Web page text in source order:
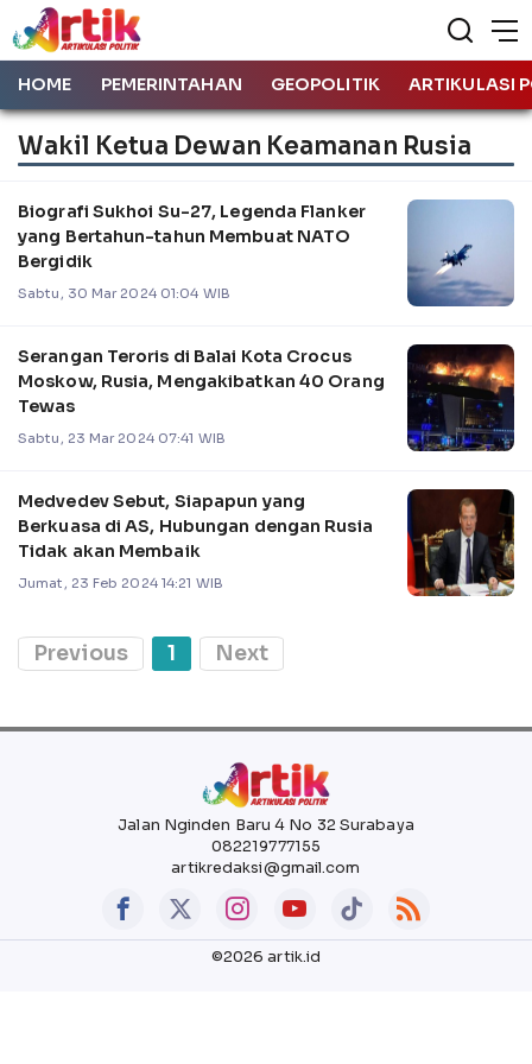
HOME PEMERINTAHAN GEOPOLITIK ARTIKULASI
Wakil Ketua Dewan Keamanan Rusia
Biografi Sukhoi Su-27, Legenda Flanker
yang Bertahun-tahun Membuat NATO
Bergidik
Sabtu, 30 Mar 2024 01:04 WIB
Serangan Teroris di Balai Kota Crocus
Moskow, Rusia, Mengakibatkan 40 Orang
Tewas
Sabtu, 23 Mar 2024 07:41 WIB
Medvedev Sebut, Siapapun yang
Berkuasa di AS, Hubungan dengan Rusia
Tidak akan Membaik
Jumat, 23 Feb 2024 14:21 WIB
Previous 1 Next
Jalan Nginden Baru 4 No 32 Surabaya
082219777155
artikredaksi@gmail.com
©2026 artik.id